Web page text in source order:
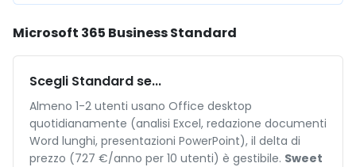
Microsoft 365 Business Standard
Scegli Standard se...
Almeno 1-2 utenti usano Office desktop
quotidianamente (analisi Excel, redazione documenti
Word lunghi, presentazioni PowerPoint), il delta di
prezzo (727 €/anno per 10 utenti) è gestibile. Sweet